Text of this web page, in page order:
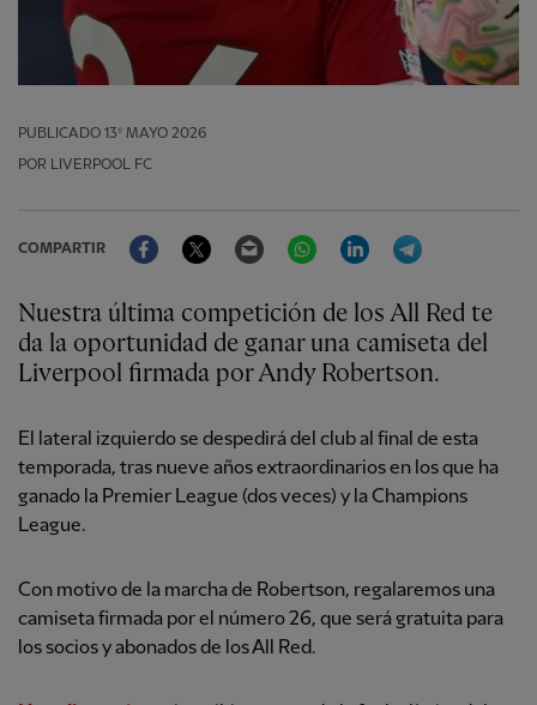
PUBLICADO 13º MAYO 2026
POR LIVERPOOL FC
COMPARTIR
FacebookTwitter Email WhatsAppLinkedIn
Nuestra última competición de los All Red te
da la oportunidad de ganar una camiseta del
Liverpool firmada por Andy Robertson.
El lateral izquierdo se despedirá del club al final de esta
temporada, tras nueve años extraordinarios en los que ha
ganado la Premier League (dos veces) y la Champions
League.
Con motivo de la marcha de Robertson, regalaremos una
camiseta firmada por el número 26, que será gratuita para
los socios y abonados de los All Red.